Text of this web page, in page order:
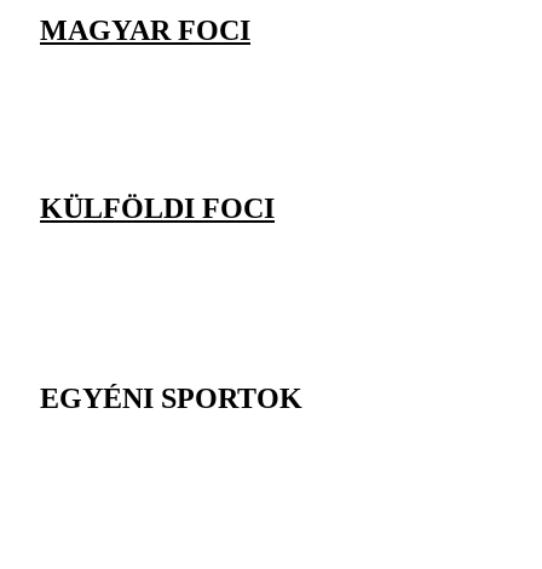
MAGYAR FOCI
KÜLFÖLDI FOCI
EGYÉNI SPORTOK